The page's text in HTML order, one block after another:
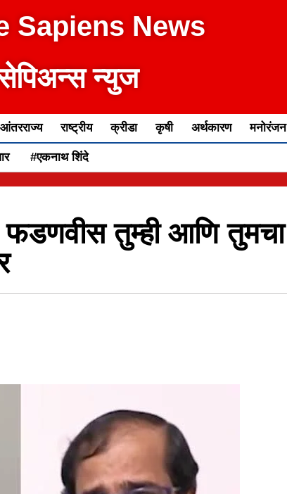
Sapiens News
न्युज
राष्ट्रीय क्रीडा कृषी अर्थकारण मनोरंजन
#एकनाथ शिंदे
तुम्ही आणि तुमचा